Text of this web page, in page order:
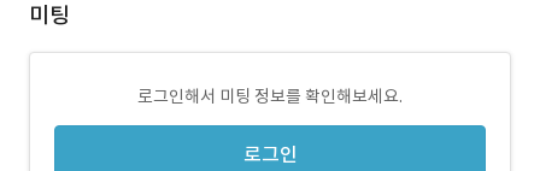
미팅
로그인해서 미팅 정보를 확인해보세요.
로그인